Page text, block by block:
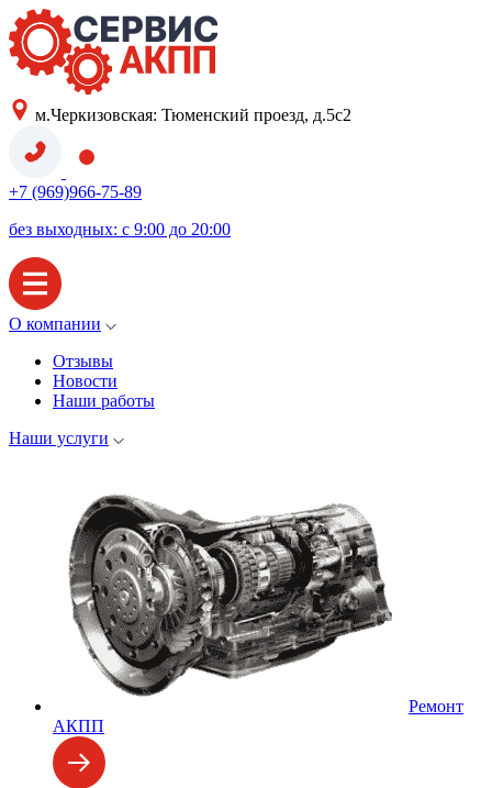
м.Черкизовская: Тюменский проезд, д.5с2
+7 (969)966-75-89
без выходных: с 9:00 до 20:00
О компании
Отзывы
Новости
Наши работы
Наши услуги
Ремонт
АКПП